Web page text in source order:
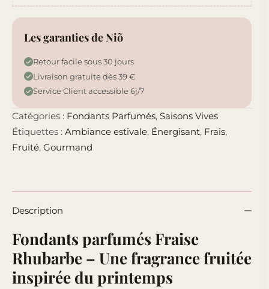
Les garanties de Niõ
Retour facile sous 30 jours
Livraison gratuite dès 39 €
Service Client accessible 6j/7
Catégories : Fondants Parfumés, Saisons Vives
Étiquettes : Ambiance estivale, Énergisant, Frais,
Fruité, Gourmand
Description
Fondants parfumés Fraise
Rhubarbe – Une fragrance fruitée
inspirée du printemps